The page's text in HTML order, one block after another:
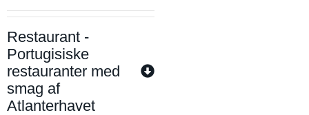
Restaurant -
Portugisiske
restauranter med
smag af
Atlanterhavet